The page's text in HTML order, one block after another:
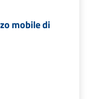
mobile di